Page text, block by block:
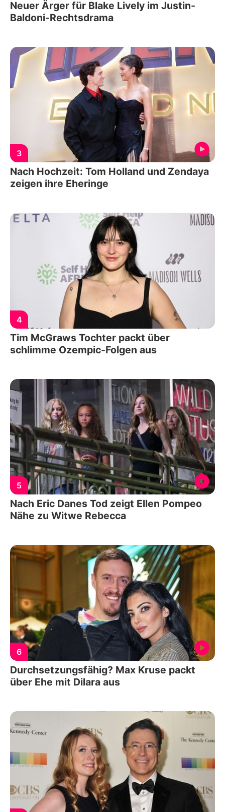
Neuer Ärger für Blake Lively im Justin-
Baldoni-Rechtsdrama
3
Nach Hochzeit: Tom Holland und Zendaya
zeigen ihre Eheringe
4
Tim McGraws Tochter packt über
schlimme Ozempic-Folgen aus
5
Nach Eric Danes Tod zeigt Ellen Pompeo
Nähe zu Witwe Rebecca
6
Durchsetzungsfähig? Max Kruse packt
über Ehe mit Dilara aus